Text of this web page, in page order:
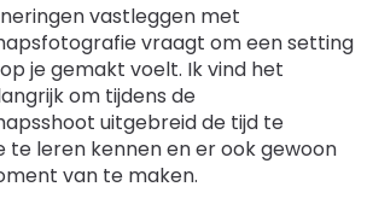
vastleggen met
vraagt om een setting
je gemakt voelt. Ik vind het
om tijdens de
uitgebreid de tijd te
te leren kennen en er ook gewoon
van te maken.